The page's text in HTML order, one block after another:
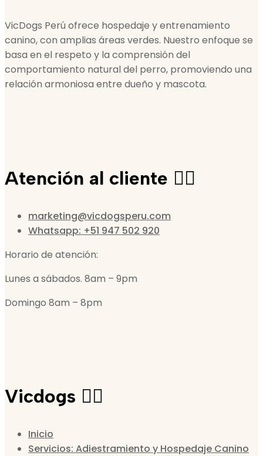
VicDogs Perú ofrece hospedaje y entrenamiento
canino, con amplias áreas verdes. Nuestro enfoque se
basa en el respeto y la comprensión del
comportamiento natural del perro, promoviendo una
relación armoniosa entre dueño y mascota.
Atención al cliente 🙋‍♀️
marketing@vicdogsperu.com
Whatsapp: +51 947 502 920
Horario de atención:
Lunes a sábados. 8am – 9pm
Domingo 8am – 8pm
Vicdogs 🐕‍🦺
Inicio
Servicios: Adiestramiento y Hospedaje Canino